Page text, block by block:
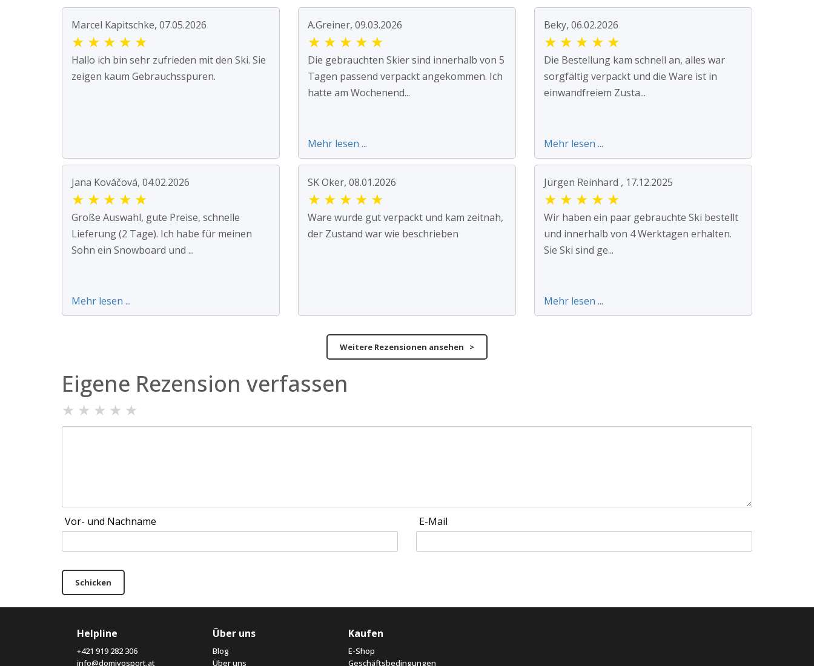
Marcel Kapitschke, 07.05.2026
★ ★ ★ ★ ★
Hallo ich bin sehr zufrieden mit den Ski. Sie
zeigen kaum Gebrauchsspuren.
A.Greiner, 09.03.2026
★ ★ ★ ★ ★
Die gebrauchten Skier sind innerhalb von 5
Tagen passend verpackt angekommen. Ich
hatte am Wochenend...
Mehr lesen ...
Beky, 06.02.2026
★ ★ ★ ★ ★
Die Bestellung kam schnell an, alles war
sorgfältig verpackt und die Ware ist in
einwandfreiem Zusta...
Mehr lesen ...
Jana Kováčová, 04.02.2026
★ ★ ★ ★ ★
Große Auswahl, gute Preise, schnelle
Lieferung (2 Tage). Ich habe für meinen
Sohn ein Snowboard und ...
Mehr lesen ...
SK Oker, 08.01.2026
★ ★ ★ ★ ★
Ware wurde gut verpackt und kam zeitnah,
der Zustand war wie beschrieben
Jürgen Reinhard , 17.12.2025
★ ★ ★ ★ ★
Wir haben ein paar gebrauchte Ski bestellt
und innerhalb von 4 Werktagen erhalten.
Sie Ski sind ge...
Mehr lesen ...
Weitere Rezensionen ansehen >
Eigene Rezension verfassen
★ ★ ★ ★ ★
Vor- und Nachname E-Mail
Schicken
Helpline
+421 919 282 306
info@domivosport.at
Über uns
Blog
Über uns
Kaufen
E-Shop
Geschäftsbedingungen